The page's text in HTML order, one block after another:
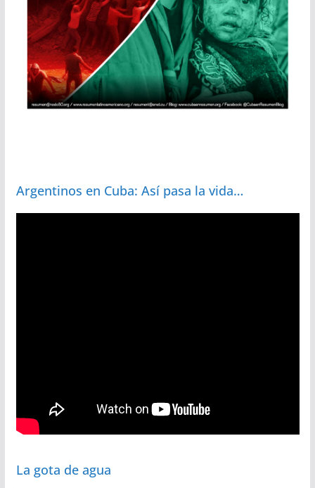
Argentinos en Cuba: Así pasa la vida…
La gota de agua